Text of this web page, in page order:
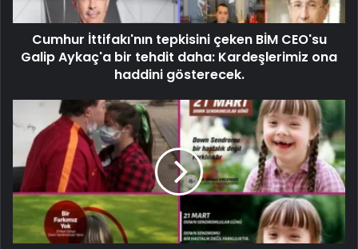
Cumhur İttifakı'nın tepkisini çeken BİM CEO'su
Galip Aykaç'a bir tehdit daha: Kardeşlerimiz ona
haddini gösterecek.